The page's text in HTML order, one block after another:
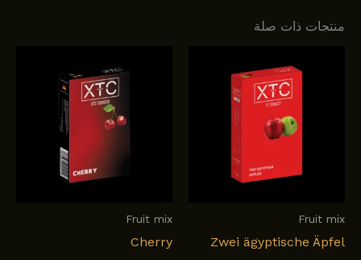
منتجات ذات صلة
Fruit mix
Zwei ägyptische Äpfel
Fruit mix
Cherry